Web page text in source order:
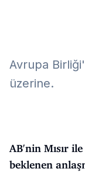
Avrupa
üzerine.
AB'nin Mısır
beklenen